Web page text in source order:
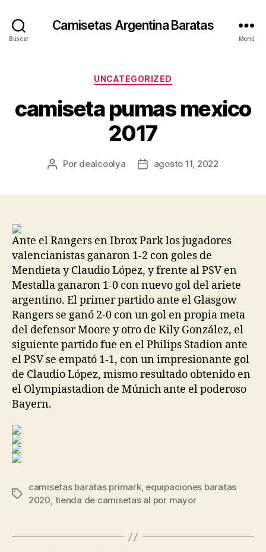
Buscar
Camisetas Argentina Baratas
Menú
Categorías
UNCATEGORIZED
camiseta pumas mexico
2017
Autor
Por dealcoolya
Fechaagosto 11, 2022
Ante el Rangers en Ibrox Park los jugadores
valencianistas ganaron 1-2 con goles de
Mendieta y Claudio López, y frente al PSV en
Mestalla ganaron 1-0 con nuevo gol del ariete
argentino. El primer partido ante el Glasgow
Rangers se ganó 2-0 con un gol en propia meta
del defensor Moore y otro de Kily González, el
siguiente partido fue en el Philips Stadion ante
el PSV se empató 1-1, con un impresionante gol
de Claudio López, mismo resultado obtenido en
el Olympiastadion de Múnich ante el poderoso
Bayern.
Etiquetas
camisetas baratas primark, equipaciones baratas
2020, tienda de camisetas al por mayor